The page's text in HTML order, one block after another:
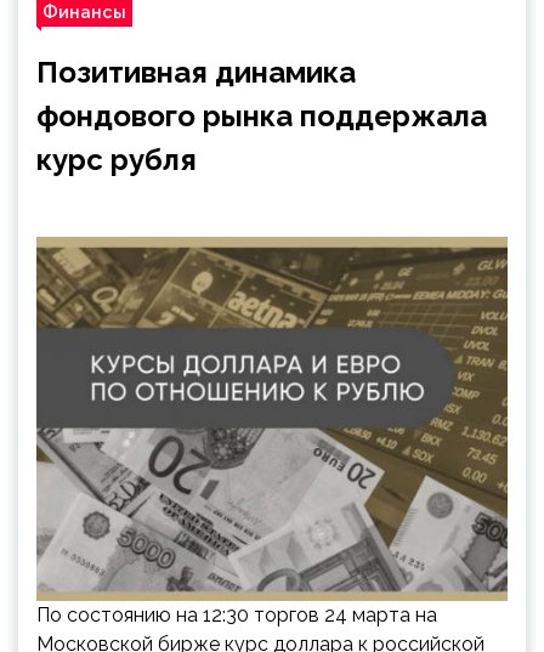
Финансы
Позитивная динамика
фондового рынка поддержала
курс рубля
По состоянию на 12:30 торгов 24 марта на
Московской бирже курс доллара к российской